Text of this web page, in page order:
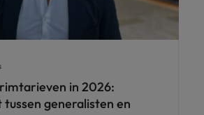
in 2026:
generalisten en